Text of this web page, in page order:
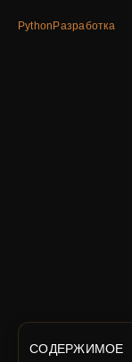
Python Разработка
СОДЕРЖИМОЕ